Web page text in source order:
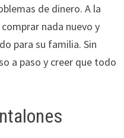
de dinero. A la
nada nuevo y
para su familia. Sin
a paso y creer que todo